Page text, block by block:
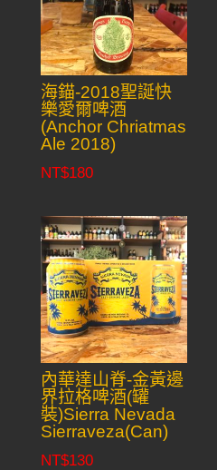
海錨-2018聖誕快
樂愛爾啤酒
(Anchor Chriatmas
Ale 2018)
NT$180
內華達山脊-金黃邊
界拉格啤酒(罐
裝)Sierra Nevada
Sierraveza(Can)
NT$130